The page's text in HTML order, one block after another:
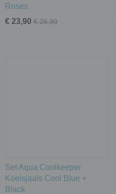
Roses
€ 23,90 € 28,90
Set Aqua Coolkeeper
Koelsjaals Cool Blue +
Black